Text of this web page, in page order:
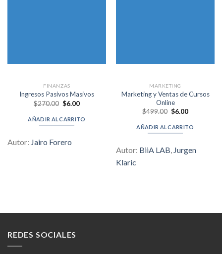
FINANZAS
Ingresos Pasivos Masivos
$270.00 Original
was:
$270.00.
$6.00Current
is:
$6.00.
AÑADIR AL CARRITO
Autor: Jairo Forero
MARKETING
Marketing y Ventas de Cursos
Online
$499.00 Original
was:
$499.00.
$6.00Current
is:
$6.00.
AÑADIR AL CARRITO
Autor: BiiA LAB, Jurgen
Klaric
REDES SOCIALES